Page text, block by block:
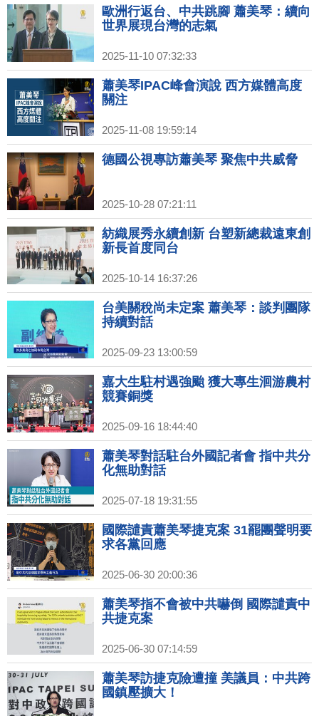
歐洲行返台、中共跳腳 蕭美琴：續向
世界展現台灣的志氣
2025-11-10 07:32:33
蕭美琴IPAC峰會演說 西方媒體高度
關注
2025-11-08 19:59:14
德國公視專訪蕭美琴 聚焦中共威脅
2025-10-28 07:21:11
紡織展秀永續創新 台塑新總裁遠東創
新長首度同台
2025-10-14 16:37:26
台美關稅尚未定案 蕭美琴：談判團隊
持續對話
2025-09-23 13:00:59
嘉大生駐村遇強颱 獲大專生洄游農村
競賽銅獎
2025-09-16 18:44:40
蕭美琴對話駐台外國記者會 指中共分
化無助對話
2025-07-18 19:31:55
國際譴責蕭美琴捷克案 31罷團聲明要
求各黨回應
2025-06-30 20:00:36
蕭美琴指不會被中共嚇倒 國際譴責中
共捷克案
2025-06-30 07:14:59
蕭美琴訪捷克險遭撞 美議員：中共跨
國鎮壓擴大！